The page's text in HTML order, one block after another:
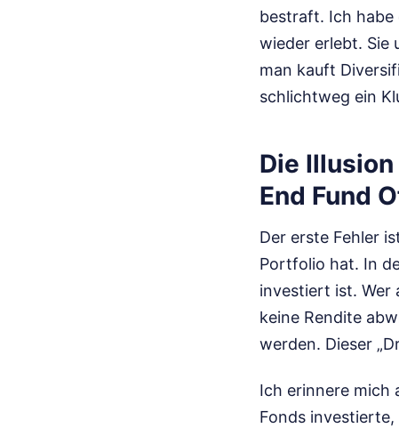
bestraft. Ich habe
wieder erlebt. Sie
man kauft
schlichtweg ein
Die
End Fund
Der erste Fehler
Portfolio hat. In
investiert ist. Wer
keine Rendite
werden. Dieser
Ich erinnere mich
Fonds investierte,